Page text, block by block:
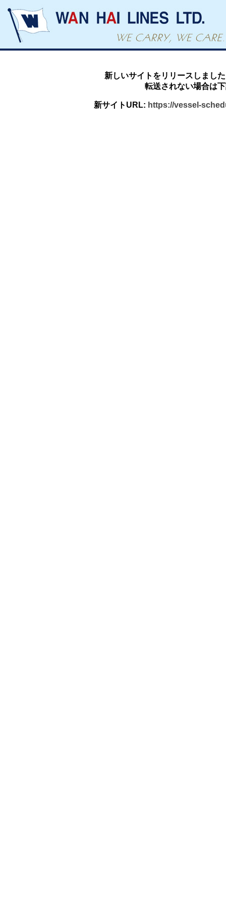
新しいサイトをリリースしまし
転送されない場合は
新サイトURL: https://vessel-